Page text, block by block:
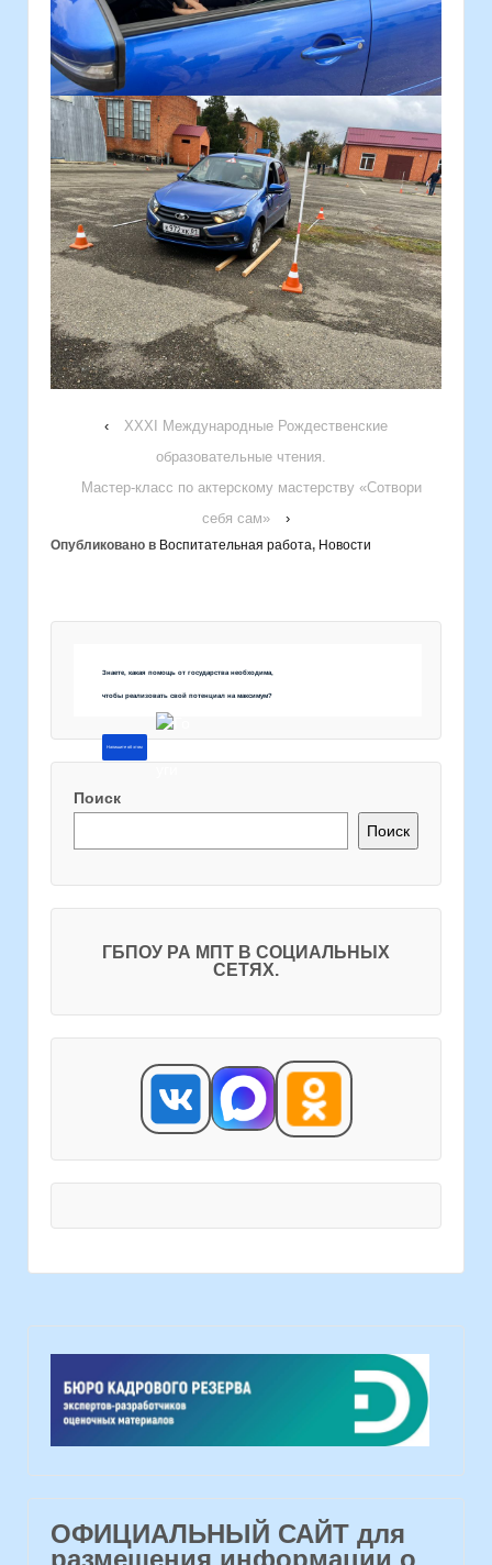
‹
ХХХI Международные Рождественские
образовательные чтения.
Мастер-класс по актерскому мастерству «Сотвори
себя сам»
›
Опубликовано в Воспитательная работа, Новости
Знаете, какая помощь от государства необходима,
чтобы реализовать свой потенциал на максимум?
Напишите об этом
Поиск
Поиск
ГБПОУ РА МПТ В СОЦИАЛЬНЫХ
СЕТЯХ.
ОФИЦИАЛЬНЫЙ САЙТ для
размещения информации о